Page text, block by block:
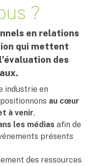
?
en relations
qui mettent
des
industrie en
au cœur
à venir.
les médias afin de
présents
des ressources